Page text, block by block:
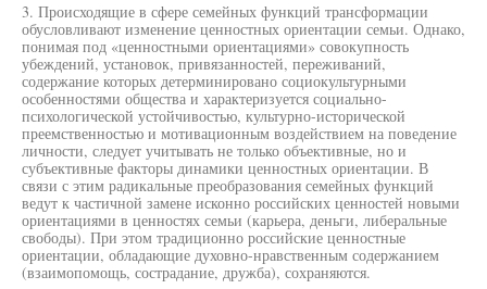
3. Происходящие в сфере семейных функций трансформации
обусловливают изменение ценностных ориентации семьи. Однако,
понимая под «ценностными ориентациями» совокупность
убеждений, установок, привязанностей, переживаний,
содержание которых детерминировано социокультурными
особенностями общества и характеризуется социально-
психологической устойчивостью, культурно-исторической
преемственностью и мотивационным воздействием на поведение
личности, следует учитывать не только объективные, но и
субъективные факторы динамики ценностных ориентации. В
связи с этим радикальные преобразования семейных функций
ведут к частичной замене исконно российских ценностей новыми
ориентациями в ценностях семьи (карьера, деньги, либеральные
свободы). При этом традиционно российские ценностные
ориентации, обладающие духовно-нравственным содержанием
(взаимопомощь, сострадание, дружба), сохраняются.